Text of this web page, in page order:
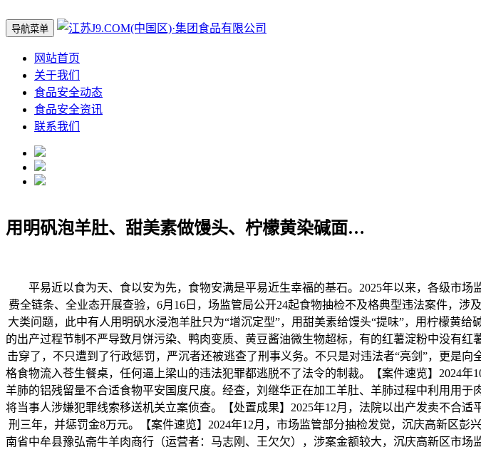
导航菜单
网站首页
关于我们
食品安全动态
食品安全资讯
联系我们
用明矾泡羊肚、甜美素做馒头、柠檬黄染碱面…
平易近以食为天、食以安为先，食物安满是平易近生幸福的基石。2025年以来，各级市场
费全链条、全业态开展查验，6月16日，场监管局公开24起食物抽检不及格典型违法案件，
大类问题，此中有人用明矾水浸泡羊肚只为“增沉定型”，用甜美素给馒头“提味”，用柠檬黄
的出产过程节制不严导致月饼污染、鸭肉变质、黄豆酱油微生物超标，有的红薯淀粉中没有
击穿了，不只遭到了行政惩罚，严沉者还被逃查了刑事义务。不只是对违法者“亮剑”，更是
格食物流入苍生餐桌，任何逼上梁山的违法犯罪都逃脱不了法令的制裁。【案件速览】2024
羊肺的铝残留量不合适食物平安国度尺度。经查，刘继华正在加工羊肚、羊肺过程中利用用
将当事人涉嫌犯罪线索移送机关立案侦查。【处置成果】2025年12月，法院以出产发卖不合
刑三年，并惩罚金8万元。【案件速览】2024年12月，市场监管部分抽检发觉，沉庆高新区
南省中牟县豫弘斋牛羊肉商行（运营者：马志刚、王欠欠），涉案金额较大，沉庆高新区市